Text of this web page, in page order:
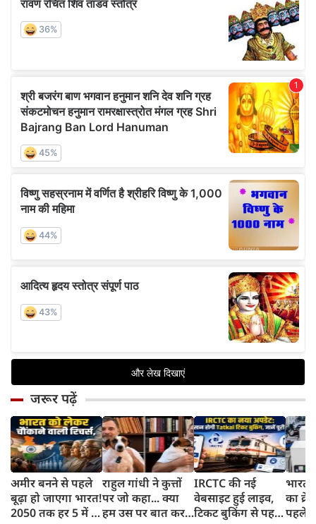
जरूर पढ़ें
अमीर बनने से पहले
बूढ़ा हो जाएगा भारत!
2050 तक हर 5 में 1
राहुल गांधी ने कुत्तों
पर जो कहा... क्या
हम उस पर बात कर
IRCTC की नई
वेबसाइट हुई लाइव,
टिकट बुकिंग से पहले
भारत
का
पहले